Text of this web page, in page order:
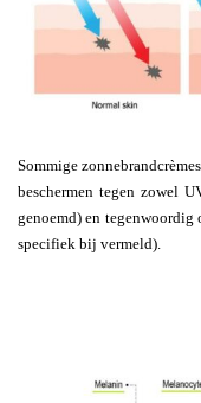
Sommige
beschermen tegen zowel
genoemd) en tegenwoordig
specifiek bij vermeld).